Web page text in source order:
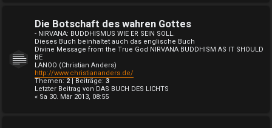
Die Botschaft des wahren Gottes
- NIRVANA: BUDDHISMUS WIE ER SEIN SOLL.
Dieses Buch beinhaltet auch das englische Buch
Divine Message from the True God NIRVANA BUDDHISM AS IT SHOULD
BE
LANOO (Christian Anders)
http://www.christiananders.de/
Themen: 2 | Beiträge: 3
Letzter Beitrag von DAS BUCH DES LICHTS
« Sa 30. Mär 2013, 08:55